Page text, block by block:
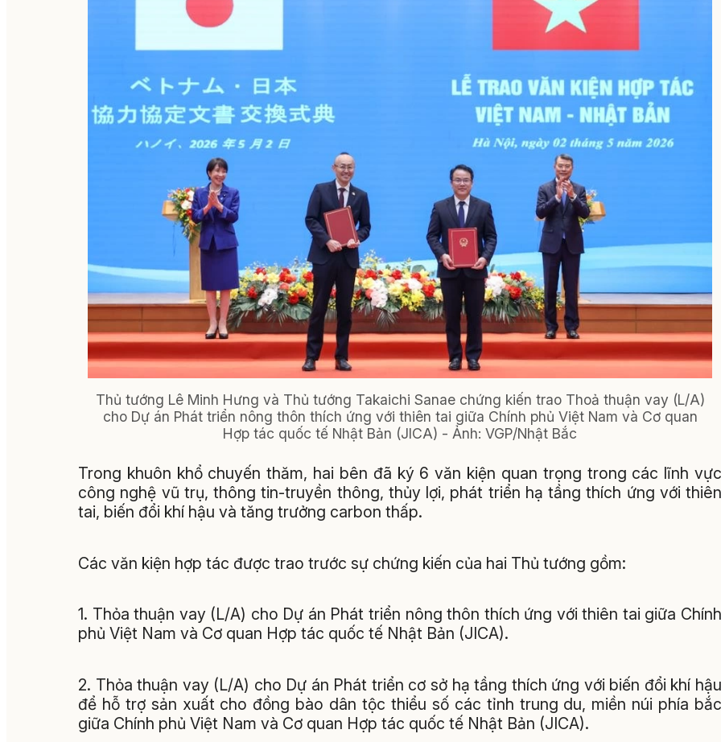
Thủ tướng Lê Minh Hưng và Thủ tướng Takaichi Sanae chứng kiến trao Thoả thuận vay (L/A)
cho Dự án Phát triển nông thôn thích ứng với thiên tai giữa Chính phủ Việt Nam và Cơ quan
Hợp tác quốc tế Nhật Bản (JICA) - Ảnh: VGP/Nhật Bắc
Trong khuôn khổ chuyến thăm, hai bên đã ký 6 văn kiện quan trọng trong các lĩnh vực
công nghệ vũ trụ, thông tin-truyền thông, thủy lợi, phát triển hạ tầng thích ứng với thiên
tai, biến đổi khí hậu và tăng trưởng carbon thấp.
Các văn kiện hợp tác được trao trước sự chứng kiến của hai Thủ tướng gồm:
1. Thỏa thuận vay (L/A) cho Dự án Phát triển nông thôn thích ứng với thiên tai giữa Chính
phủ Việt Nam và Cơ quan Hợp tác quốc tế Nhật Bản (JICA).
2. Thỏa thuận vay (L/A) cho Dự án Phát triển cơ sở hạ tầng thích ứng với biến đổi khí hậu
để hỗ trợ sản xuất cho đồng bào dân tộc thiểu số các tỉnh trung du, miền núi phía bắc
giữa Chính phủ Việt Nam và Cơ quan Hợp tác quốc tế Nhật Bản (JICA).